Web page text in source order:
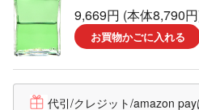
9,669円 (本体8,790
お買物かごに入れる
代引/クレジット/amazon